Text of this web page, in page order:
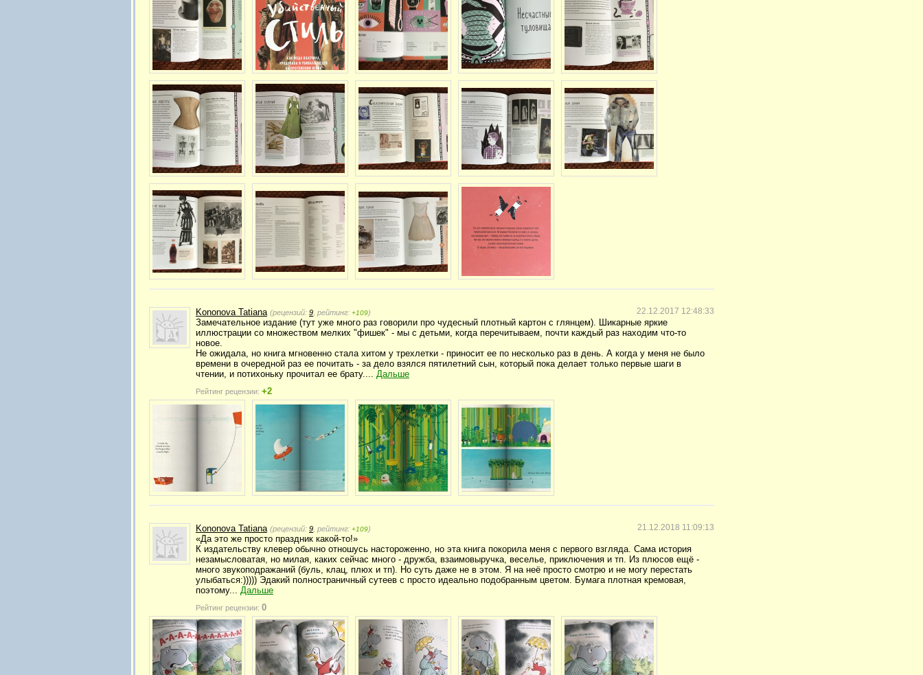
22.12.2017 12:48:33
Kononova Tatiana (рецензий: 9 , рейтинг: +109)
Замечательное издание (тут уже много раз говорили про чудесный плотный картон с глянцем). Шикарные яркие
иллюстрации со множеством мелких "фишек" - мы с детьми, когда перечитываем, почти каждый раз находим что-то
новое.
Не ожидала, но книга мгновенно стала хитом у трехлетки - приносит ее по несколько раз в день. А когда у меня не было
времени в очередной раз ее почитать - за дело взялся пятилетний сын, который пока делает только первые шаги в
чтении, и потихоньку прочитал ее брату.... Дальше
Рейтинг рецензии: +2
21.12.2018 11:09:13
Kononova Tatiana (рецензий: 9 , рейтинг: +109)
«Да это же просто праздник какой-то!»
К издательству клевер обычно отношусь настороженно, но эта книга покорила меня с первого взгляда. Сама история
незамысловатая, но милая, каких сейчас много - дружба, взаимовыручка, веселье, приключения и тп. Из плюсов ещё -
много звукоподражаний (буль, клац, плюх и тп). Но суть даже не в этом. Я на неё просто смотрю и не могу перестать
улыбаться:))))) Эдакий полностраничный сутеев с просто идеально подобранным цветом. Бумага плотная кремовая,
поэтому... Дальше
Рейтинг рецензии: 0